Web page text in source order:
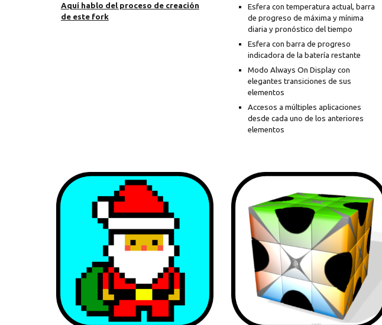
Aquí hablo del proceso de creación
de este fork
Esfera con temperatura actual, barra
de progreso de máxima y mínima
diaria y pronóstico del tiempo
Esfera con barra de progreso
indicadora de la batería restante
Modo Always On Display con
elegantes transiciones de sus
elementos
Accesos a múltiples aplicaciones
desde cada uno de los anteriores
elementos